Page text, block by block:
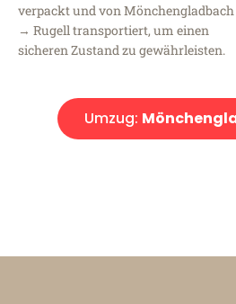
verpackt und von Mönchengladbach
→ Rugell transportiert, um einen
sicheren Zustand zu gewährleisten.
Umzug: